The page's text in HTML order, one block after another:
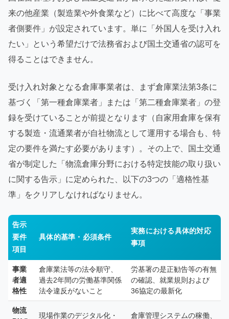
来の他産業（製造業や外食業など）に比べて高度な「事業
者側要件」が設定されています。単に「外国人を受け入れ
たい」という希望だけで法務省および国土交通省の認可を
得ることはできません。
受け入れ対象となる倉庫事業者は、まず倉庫業法第3条に
基づく「第一種倉庫業者」または「第二種倉庫業者」の登
録を受けていることが前提となります（自家用倉庫を保有
する製造・流通業者が自社物流として運用する場合も、特
定の要件を満たす必要があります）。その上で、国土交通
省が制定した「物流倉庫分野における特定技能の取り扱い
に関する告示」に定められた、以下の3つの「適格性基
準」をクリアしなければなりません。
告示
要件
項目
具体的基準・必須条件
実務における具体的対応
事項
事業
者適
格性
倉庫業法等の法令順守、
過去2年間の労働基準関係
法令違反がないこと
労基署の是正勧告等の有無
の確認、就業規則および
36協定の最新化
物流
現場作業のデジタル化・
倉庫管理システムの稼働、